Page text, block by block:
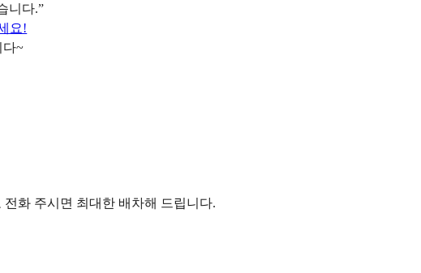
니다.”
요!
다~
화 주시면 최대한 배차해 드립니다.